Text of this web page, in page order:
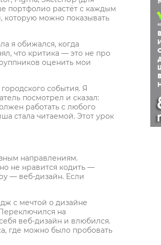
портфолио растёт с каждым
которую можно показывать
я обижался, когда
что критика — это не про
оценить мои
события. Я
посмотрел и сказал:
работать с любого
стала читаемой. Этот урок
направлениям.
не нравится кодить —
— веб-дизайн. Если
с мечтой о дизайне
на
веб-дизайн и влюбился.
где можно было пробовать